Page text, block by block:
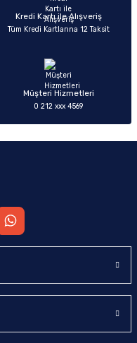
Kredi Kartı ile Alışveriş
Tüm Kredi Kartlarına 12 Taksit
Müşteri Hizmetleri
0 212 xxx 4569